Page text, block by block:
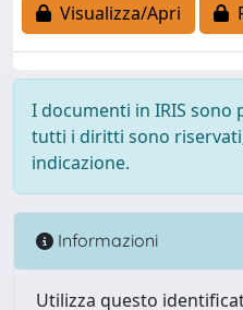
Visualizza/Apri
I documenti in IRIS
tutti i diritti sono
indicazione.
Informazioni
Utilizza questo